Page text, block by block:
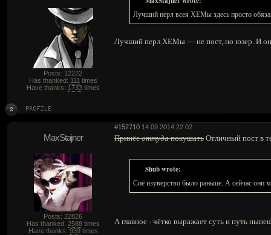
Posts: 12222
Has thanked: 111 times
Have thanks: 1733times
Лучший перл всея ХЕМы здесь просто
Лучший перл ХЕМы — не пост, но юзер. И он
#152710 14.09.2014 22:02
MaxStajner
Posts: 22826
Has thanked: 2588times
Have thanks: 939times
Принёсоттудапокушать Отличный пост в
Shub wrote:
Сиё изуверство было раньше. А сейчас они
А главное - чётко выражает суть и путь